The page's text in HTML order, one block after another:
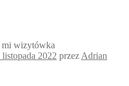
mi wizytówka
listopada 2022 przez Adrian